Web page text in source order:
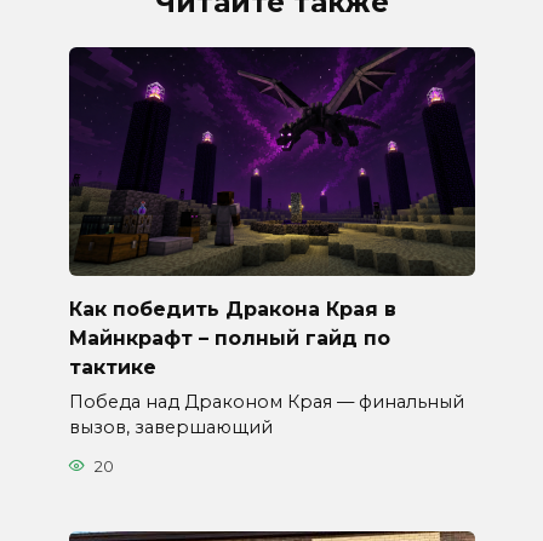
Как победить Дракона Края в
Майнкрафт – полный гайд по
тактике
Победа над Драконом Края — финальный
вызов, завершающий
20